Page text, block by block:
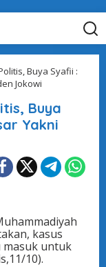
Buya Syafii :
Jokowi
Buya
Yakni
kasus
masuk untuk
10).